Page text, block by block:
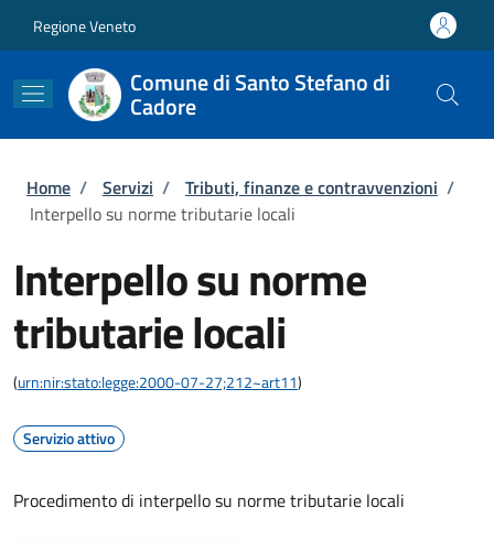
Regione Veneto
Comune di Santo Stefano di
Cadore
Briciole di pane
Home / Servizi / Tributi, finanze e contravvenzioni /
Interpello su norme tributarie locali
Interpello su norme
tributarie locali
(urn:nir:stato:legge:2000-07-27;212~art11)
Servizio attivo
Procedimento di interpello su norme tributarie locali